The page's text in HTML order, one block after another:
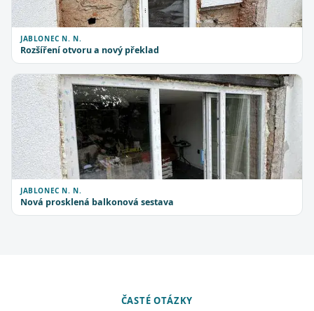
JABLONEC N. N.
Rozšíření otvoru a nový překlad
JABLONEC N. N.
Nová prosklená balkonová sestava
ČASTÉ OTÁZKY